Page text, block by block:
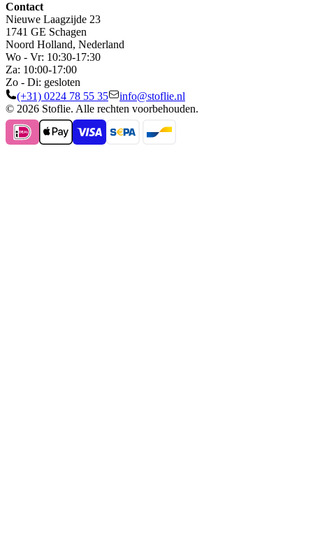
Contact
Nieuwe Laagzijde 23
1741 GE Schagen
Noord Holland, Nederland
Wo - Vr: 10:30-17:30
Za: 10:00-17:00
Zo - Di: gesloten
(+31) 0224 78 55 35
info@stoflie.nl
© 2026 Stoflie. Alle rechten voorbehouden.